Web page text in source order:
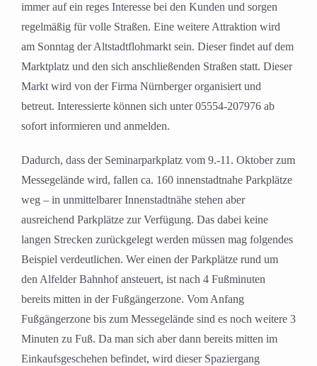
immer auf ein reges Interesse bei den Kunden und sorgen
regelmäßig für volle Straßen. Eine weitere Attraktion wird
am Sonntag der Altstadtflohmarkt sein. Dieser findet auf dem
Marktplatz und den sich anschließenden Straßen statt. Dieser
Markt wird von der Firma Nürnberger organisiert und
betreut. Interessierte können sich unter 05554-207976 ab
sofort informieren und anmelden.
Dadurch, dass der Seminarparkplatz vom 9.-11. Oktober zum
Messegelände wird, fallen ca. 160 innenstadtnahe Parkplätze
weg – in unmittelbarer Innenstadtnähe stehen aber
ausreichend Parkplätze zur Verfügung. Das dabei keine
langen Strecken zurückgelegt werden müssen mag folgendes
Beispiel verdeutlichen. Wer einen der Parkplätze rund um
den Alfelder Bahnhof ansteuert, ist nach 4 Fußminuten
bereits mitten in der Fußgängerzone. Vom Anfang
Fußgängerzone bis zum Messegelände sind es noch weitere 3
Minuten zu Fuß. Da man sich aber dann bereits mitten im
Einkaufsgeschehen befindet, wird dieser Spaziergang